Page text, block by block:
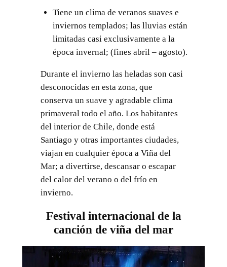
Tiene un clima de veranos suaves e
inviernos templados; las lluvias están
limitadas casi exclusivamente a la
época invernal; (fines abril – agosto).
Durante el invierno las heladas son casi
desconocidas en esta zona, que
conserva un suave y agradable clima
primaveral todo el año. Los habitantes
del interior de Chile, donde está
Santiago y otras importantes ciudades,
viajan en cualquier época a Viña del
Mar; a divertirse, descansar o escapar
del calor del verano o del frío en
invierno.
Festival internacional de la
canción de viña del mar